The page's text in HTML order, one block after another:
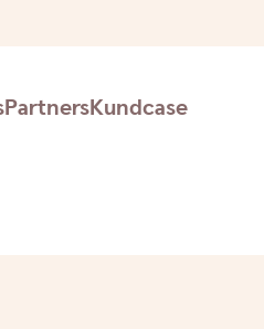
PartnersKundcase